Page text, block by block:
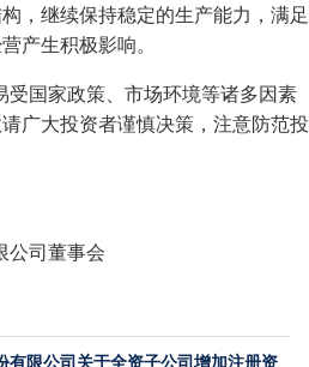
，继续保持稳定的生产能力，满足
产生积极影响。
受国家政策、市场环境等诸多因素
广大投资者谨慎决策，注意防范投
公司董事会
有限公司关于全资子公司增加注册资